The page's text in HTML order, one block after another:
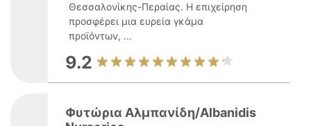
Θεσσαλονίκης-Περαίας. Η επιχείρηση
προσφέρει μια ευρεία γκάμα
προϊόντων, ...
9.2
Φυτώρια Αλμπανίδη/Albanidis